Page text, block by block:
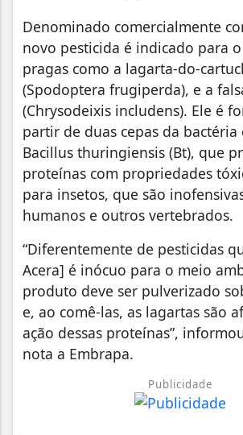
Denominado comercialmente
novo pesticida é indicado para
pragas como a lagarta-do-
(Spodoptera frugiperda), e a
(Chrysodeixis includens). Ele é
partir de duas cepas da bactéria
Bacillus thuringiensis (Bt), que
proteínas com propriedades
para insetos, que são
humanos e outros vertebrados.
“Diferentemente de pesticidas
Acera] é inócuo para o meio
produto deve ser pulverizado
e, ao comê-las, as lagartas são
ação dessas proteínas”,
nota a Embrapa.
Publicidade